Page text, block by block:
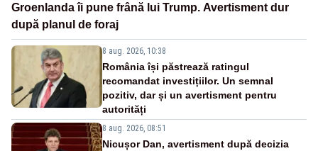
Groenlanda îi pune frână lui Trump. Avertisment dur
după planul de foraj
8 aug. 2026, 10:38
România își păstrează ratingul
recomandat investițiilor. Un semnal
pozitiv, dar și un avertisment pentru
autorități
8 aug. 2026, 08:51
Nicușor Dan, avertisment după decizia